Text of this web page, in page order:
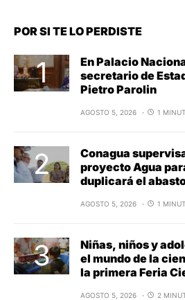
POR SI TE LO PERDISTE
En Palacio
secretario de
Pietro Parolin
AGOSTO 5, 2026 1
Conagua
proyecto Agua
duplicará el
AGOSTO 5, 2026 1
Niñas, niños y
el mundo de la
la primera Feria
AGOSTO 5, 2026 2